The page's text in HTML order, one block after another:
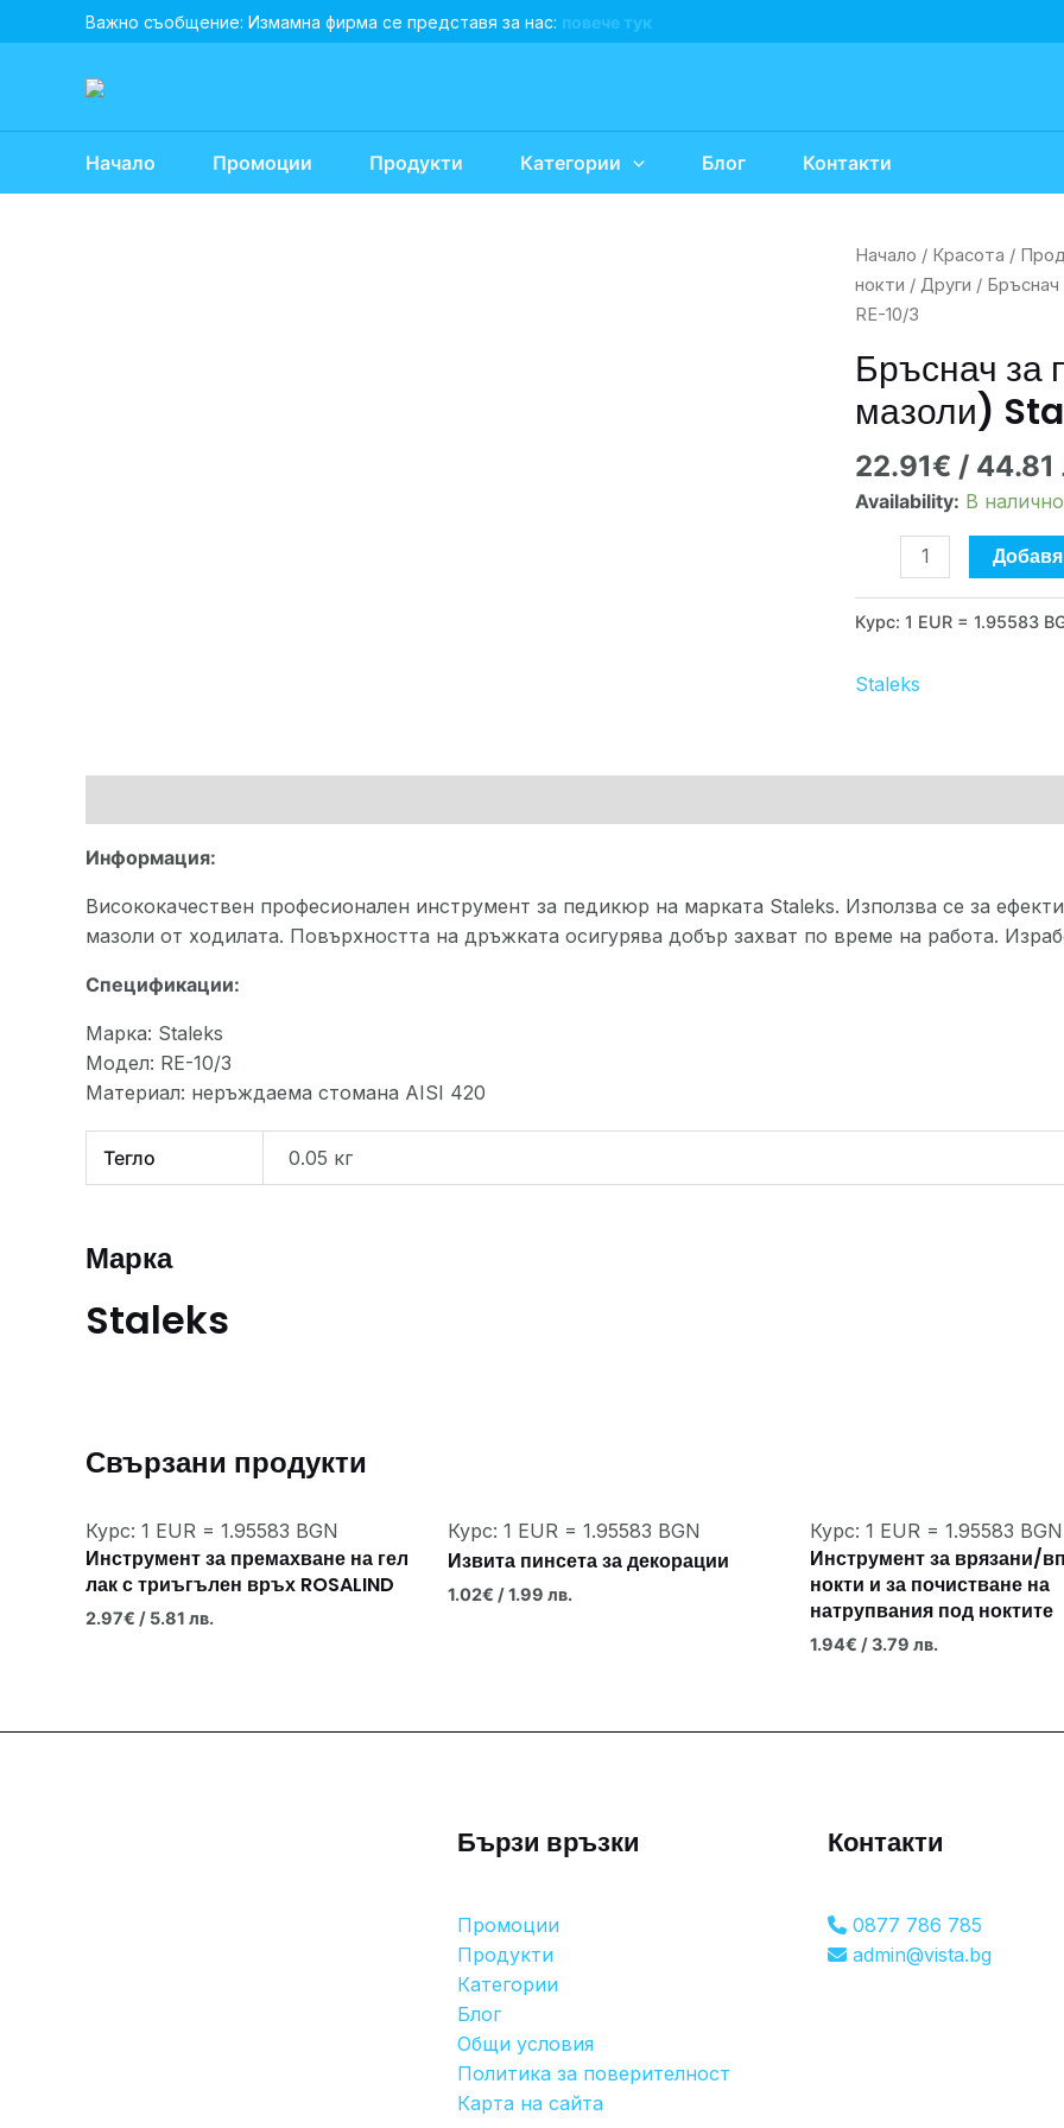
to
Важно съобщение: Измамна фирма се представя за нас: повече тук
Начало Промоции Продукти Категории Блог Контакти
Начало / Красота /
нокти / Други /
RE-10/3
Бръснач за
мазоли)
22.91€ / 44.81
Availability: В
количество
за
Бръснач
педикюр
(груба
мазоли)
Staleks
10/3
Курс: 1 EUR = 1.95583
Staleks
Информация:
Висококачествен професионален инструмент за педикюр на марката Staleks. Използва се за
мазоли от ходилата. Повърхността на дръжката осигурява добър захват по време на работа.
Спецификации:
Марка: Staleks
Модел: RE-10/3
Материал: неръждаема стомана AISI 420
Тегло 0.05 кг
Марка
Staleks
Свързани продукти
Курс: 1 EUR = 1.95583 BGN
Инструмент за премахване на гел
лак с триъгълен връх ROSALIND
2.97€ / 5.81 лв.
Курс: 1 EUR = 1.95583 BGN
Извита пинсета за декорации
1.02€ / 1.99 лв.
Курс: 1 EUR = 1.95583 BGN
Инструмент за врязани/
нокти и за почистване на
натрупвания под ноктите
1.94€ / 3.79 лв.
Бързи връзки
Промоции
Продукти
Категории
Блог
Общи условия
Политика за поверителност
Карта на сайта
Контакти
0877 786 785
admin@vista.bg